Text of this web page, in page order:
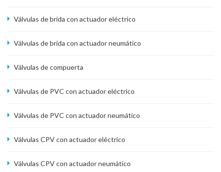
Válvulas de brida con actuador eléctrico
Válvulas de brida con actuador neumático
Válvulas de compuerta
Válvulas de PVC con actuador eléctrico
Válvulas de PVC con actuador neumático
Válvulas CPV con actuador eléctrico
Válvulas CPV con actuador neumático